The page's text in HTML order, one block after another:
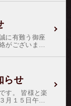
、あるいはゲ
に由来してい
ラビリスがこ
に春の到来を
※４月２３日
ノルマ未達成
達成者の成績
のこの頃、健
振込先口座を
します。特
ん、優希晴人
局からのメー
いるホストさ
定をしてくだ
きのメールが
月01日〜08月
パーティ形式
円以下で検
ど頂ければ幸
に有難う御座
がございまし
利用いただけ
ホストの皆さ
おかけ致しま
らせ
す。 皆様と楽
月１５日午前